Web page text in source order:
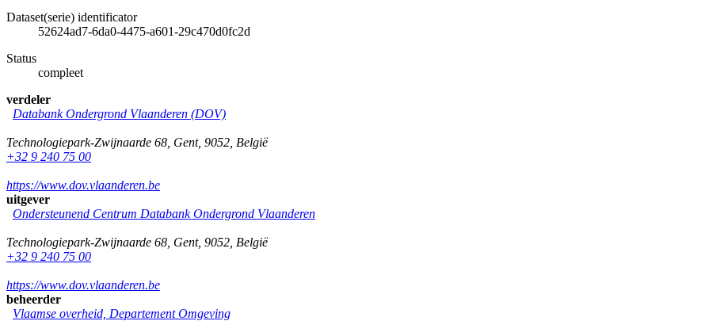
Dataset(serie) identificator
52624ad7-6da0-4475-a601-29c470d0fc2d
Status
compleet
verdeler
Databank Ondergrond Vlaanderen (DOV)
Technologiepark-Zwijnaarde 68 Gent, 9052 België
+32 9 240 75 00
https://www.dov.vlaanderen.be
uitgever
Ondersteunend Centrum Databank Ondergrond Vlaanderen
Technologiepark-Zwijnaarde 68 Gent, 9052 België
+32 9 240 75 00
https://www.dov.vlaanderen.be
beheerder
Vlaamse overheid, Departement Omgeving